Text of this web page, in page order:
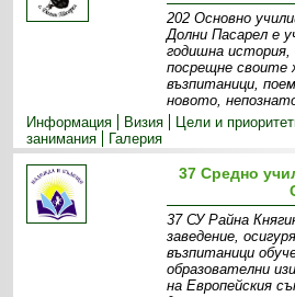
202 Основно
Долни Пасарел е
годишна
посрещне своите
възпитаници,
новото,
Информация
Визия Цели и
занимания
Галерия
37 Средно
37 СУ Райна
заведение,
възпитаници
образователни
на Европейския